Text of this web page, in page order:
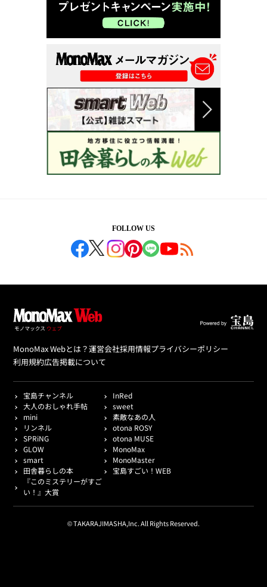
FOLLOW US
MonoMax Webとは？運営会社採用情報プライバシーポリシー
利用規約広告掲載について
宝島チャンネル
InRed
大人のおしゃれ手帖
sweet
mini
素敵なあの人
リンネル
otona ROSY
SPRiNG
otona MUSE
GLOW
MonoMax
smart
MonoMaster
田舎暮らしの本
宝島すごい！WEB
『このミステリーがすご
い！』大賞
© TAKARAJIMASHA,Inc. All Rights Reserved.